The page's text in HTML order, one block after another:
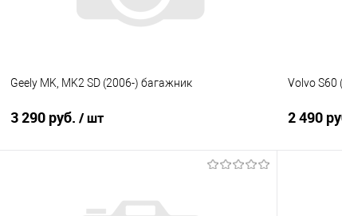
Geely MK, MK2 SD (2006-) багажник
3 290 руб. / шт
Volvo S60
2 490